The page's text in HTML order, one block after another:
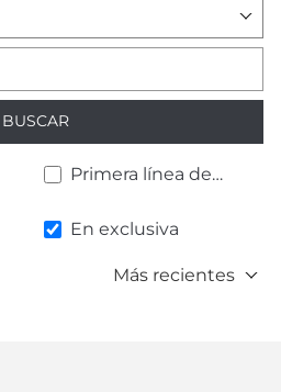
BUSCAR
Primera línea de
En exclusiva
Más recientes